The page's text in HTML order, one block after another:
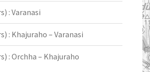
: Varanasi
: Khajuraho – Varanasi
: Orchha – Khajuraho